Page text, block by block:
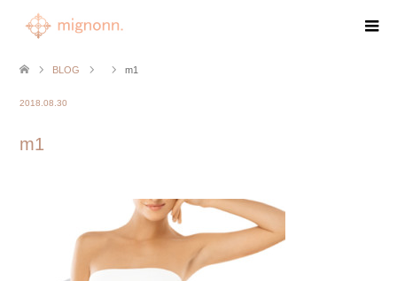
BLOG m1
2018.08.30
m1